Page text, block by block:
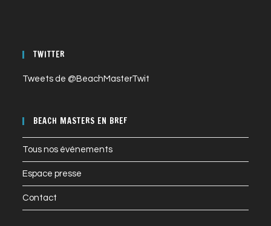
TWITTER
Tweets de @BeachMasterTwit
BEACH MASTERS EN BREF
Tous nos événements
Espace presse
Contact